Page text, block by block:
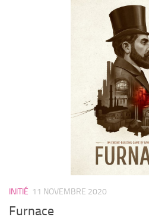
INITIÉ 11 NOVEMBRE 2020
Furnace